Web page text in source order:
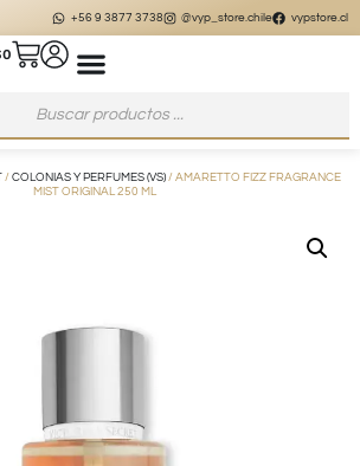
3877 3738 @vyp_store.chile vypstore.cl
0
/ COLONIAS Y PERFUMES (VS)/ AMARETTO FIZZ FRAGRANCE
MIST ORIGINAL 250 ML